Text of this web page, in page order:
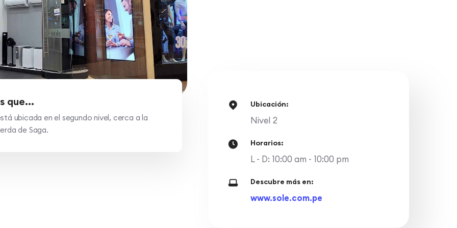
que...
ubicada en el segundo nivel, cerca a la
de Saga.
Ubicación:
Nivel 2
Horarios:
L - D: 10:00 am - 10:00 pm
Descubre más en:
www.sole.com.pe